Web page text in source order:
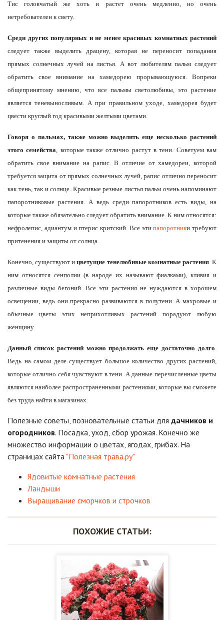
Тис головчатый же хоть и растет очень медленно, но очень
нетребователен к свету.
Среди других популярных и не менее красивых комнатных растений
следует также выделить драцену, которая не переносит попадания
прямых солнечных лучей на листья. А вот любителям пальм следует
обратить свое внимание на хамедорею прорывающуюся. Вопреки
общепринятому мнению, что все пальмы светолюбивы, это растение
является теневыносливым. А при правильном уходе, хамедорея будет
цвести круглый год красивыми желтыми цветами.
Говоря о пальмах, также можно выделить еще несколько растений
этого семейства , которые также отлично растут в тени. Советуем вам
обратить свое внимание на рапис. В отличие от хамедореи, которой
требуется защита от прямых солнечных лучей, рапис отлично переносит
как тень, так и солнце. Красивые резные листья пальм очень напоминают
папоротниковые растения. А ведь среди папоротников есть виды, на
которые также обязательно следует обратить внимание. К ним относятся:
нефролепис, адиантум и птерис критский. Все этипапоротники требуют
притенения и защиты от солнца.
Конечно, существуют ицветущие тенелюбивые комнатные растения. К
ним относятся сенполии (в народе их называют фиалками), кливия и
различные виды бегоний. Все эти растения не нуждаются в хорошем
освещении, ведь они прекрасно развиваются в полутени. А махровые и
обычные цветы этих неприхотливых растений порадуют любую
женщину.
Данный список растений можно продолжать еще достаточно долго
Ведь на самом деле существует большое количество других растений,
которые отлично себя чувствуют в тени. А данные перечисленные цветы
являются наиболее распространенными растениями, которые вы сможете
без труда найти в магазинах.
Полезные советы, позновательные статьи для дачников и
огородников. Посадка, уход, сбор урожая. Конечно же
множество информации о цветах, ягодах, грибах. На
страницах сайта "Полезная трава.ру"
Ядовитые комнатные растения
Ландыши
Выращивание сморчков и строчков
ПОХОЖИЕ СТАТЬИ: